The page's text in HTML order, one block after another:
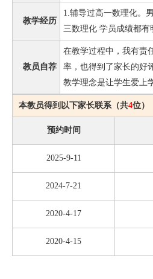
教学经历
1.辅导过高一数理化。
三数理化 学员成绩都有
教员自荐
在教学过程中，我有责
率，也得到了家长的好
教学理念是让学生爱上
本教员得到以下家长联系（共4位）
预约时间
2025-9-11
2024-7-21
2020-4-17
2020-4-15